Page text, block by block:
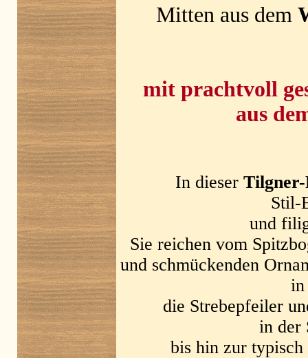
Mitten aus dem
mit prachtvoll
aus
In dieser
Stil-
und
Sie reichen vom
und schmückenden
in
die Strebepfeiler
in der
bis hin zur typisch